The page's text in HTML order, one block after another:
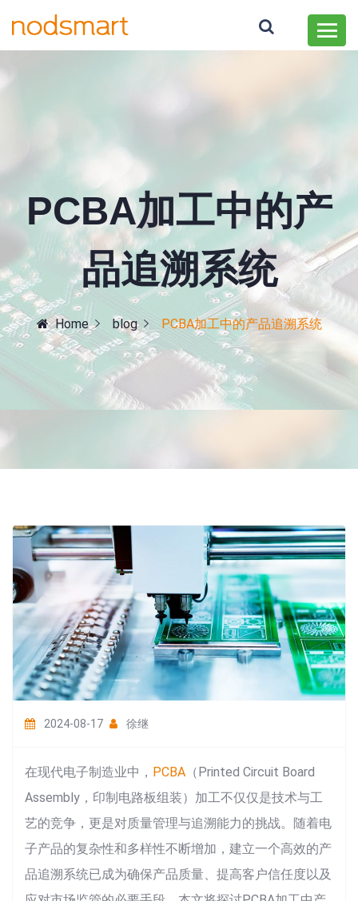
PCBA加工中的产
品追溯系统
Home blog PCBA加工中的产品追溯系统
2024-08-17 徐继
在现代电子制造业中， PCBA （Printed Circuit Board
Assembly，印制电路板组装）加工不仅仅是技术与工
艺的竞争，更是对质量管理与追溯能力的挑战。随着电
子产品的复杂性和多样性不断增加，建立一个高效的产
品追溯系统已成为确保产品质量、提高客户信任度以及